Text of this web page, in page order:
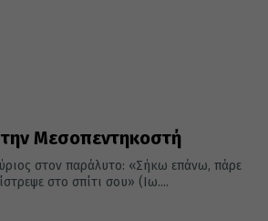
Μεσοπεντηκοστή
στον παράλυτο: «Σήκω επάνω, πάρε
στο σπίτι σου» (Ιω....